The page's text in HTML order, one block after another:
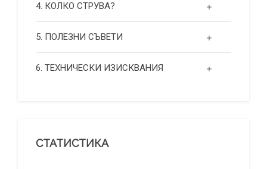
4. КОЛКО СТРУВА?
5. ПОЛЕЗНИ СЪВЕТИ
6. ТЕХНИЧЕСКИ ИЗИСКВАНИЯ
СТАТИСТИКА